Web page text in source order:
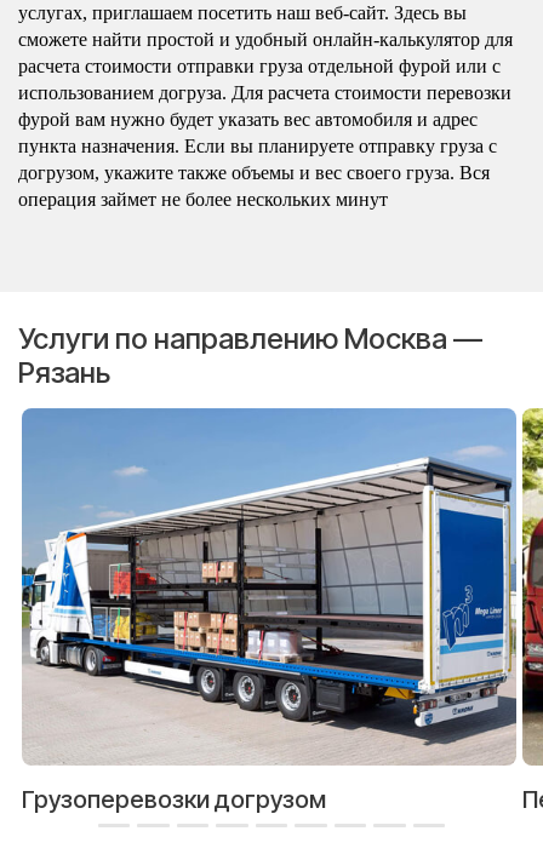
услугах, приглашаем посетить наш веб-сайт. Здесь вы
сможете найти простой и удобный онлайн-калькулятор для
расчета стоимости отправки груза отдельной фурой или с
использованием догруза. Для расчета стоимости перевозки
фурой вам нужно будет указать вес автомобиля и адрес
пункта назначения. Если вы планируете отправку груза с
догрузом, укажите также объемы и вес своего груза. Вся
операция займет не более нескольких минут
Услуги по направлению Москва —
Рязань
Грузоперевозки догрузом